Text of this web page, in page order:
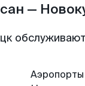
—
Аэропорты